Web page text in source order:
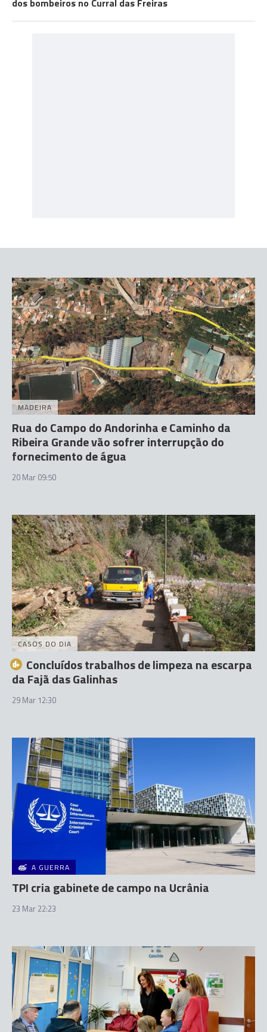
dos bombeiros no Curral das Freiras
MADEIRA
Rua do Campo do Andorinha e Caminho da
Ribeira Grande vão sofrer interrupção do
fornecimento de água
20 Mar 09:50
CASOS DO DIA
Concluídos trabalhos de limpeza na escarpa
da Fajã das Galinhas
29 Mar 12:30
A GUERRA
TPI cria gabinete de campo na Ucrânia
23 Mar 22:23